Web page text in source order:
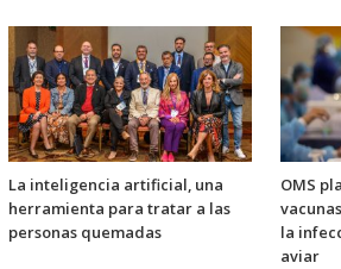
La inteligencia artificial, una
herramienta para tratar a las
personas quemadas
OMS
la
aviar